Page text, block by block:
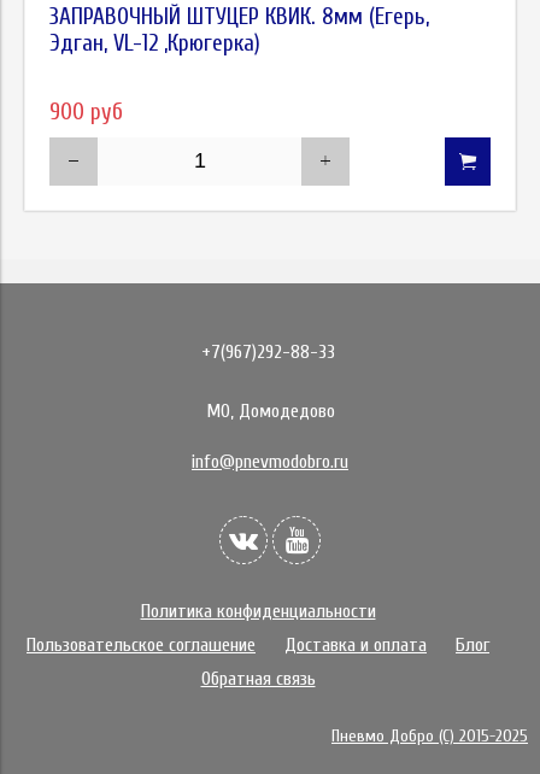
ЗАПРАВОЧНЫЙ ШТУЦЕР КВИК. 8мм (Егерь,
Эдган, VL-12 ,Крюгерка)
900 руб
+7(967)292-88-33
МО, Домодедово
info@pnevmodobro.ru
Политика конфиденциальности
Пользовательское соглашение
Доставка и оплата
Блог
Обратная связь
Пневмо Добро (С) 2015-2025